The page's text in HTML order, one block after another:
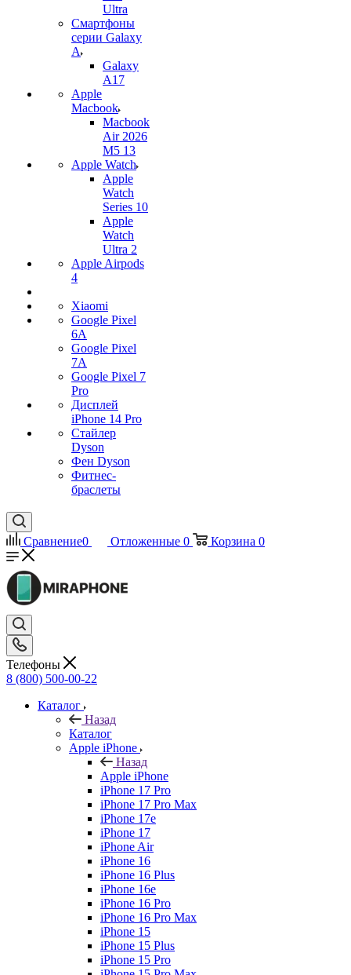
Ultra
Смартфоны
серии Galaxy
A
Galaxy
A17
Apple
Macbook
Macbook
Air 2026
M5 13
Apple Watch
Apple
Watch
Series 10
Apple
Watch
Ultra 2
Apple Airpods
4
Xiaomi
Google Pixel
6A
Google Pixel
7А
Google Pixel 7
Pro
Дисплей
iPhone 14 Pro
Стайлер
Dyson
Фен Dyson
Фитнес-
браслеты
Сравнение0 Отложенные 0 Корзина 0
Телефоны
8 (800) 500-00-22
Каталог
Назад
Каталог
Apple iPhone
Назад
Apple iPhone
iPhone 17 Pro
iPhone 17 Pro Max
iPhone 17e
iPhone 17
iPhone Air
iPhone 16
iPhone 16 Plus
iPhone 16e
iPhone 16 Pro
iPhone 16 Pro Max
iPhone 15
iPhone 15 Plus
iPhone 15 Pro